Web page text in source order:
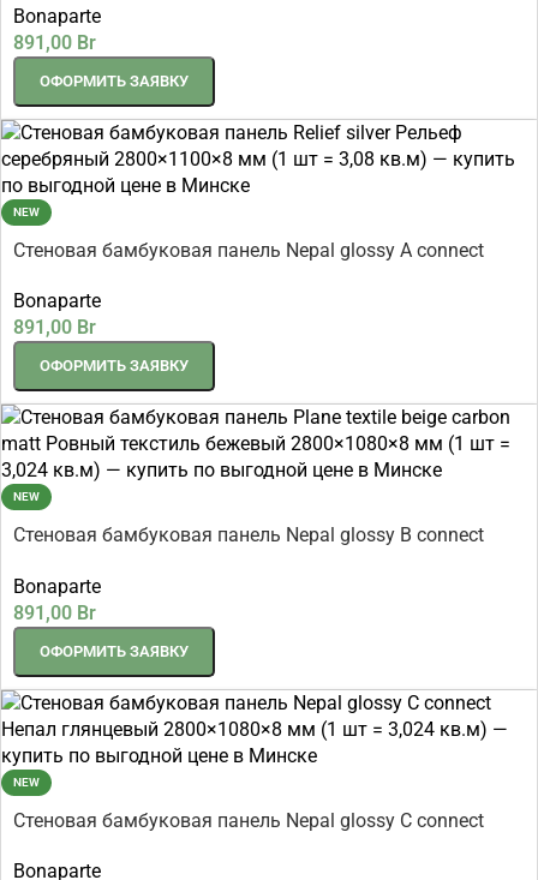
Bonaparte
891,00 Br
ОФОРМИТЬ ЗАЯВКУ
NEW
Стеновая бамбуковая панель Nepal glossy A connect
Bonaparte
891,00 Br
ОФОРМИТЬ ЗАЯВКУ
NEW
Стеновая бамбуковая панель Nepal glossy B connect
Bonaparte
891,00 Br
ОФОРМИТЬ ЗАЯВКУ
NEW
Стеновая бамбуковая панель Nepal glossy C connect
Bonaparte